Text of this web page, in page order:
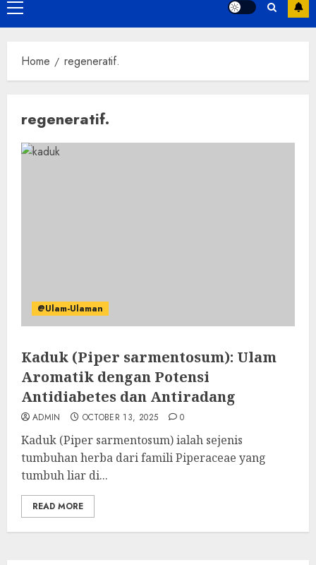
Primary
Menu
Home regeneratif.
regeneratif.
@Ulam-Ulaman
Kaduk (Piper sarmentosum): Ulam
Aromatik dengan Potensi
Antidiabetes dan Antiradang
ADMIN OCTOBER 13, 2025 0
Kaduk (Piper sarmentosum) ialah sejenis
tumbuhan herba dari famili Piperaceae yang
tumbuh liar di...
READ MORE